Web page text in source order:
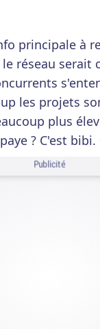
principale à
réseau serait
les projets
plus
? C'est bibi.
Publicité